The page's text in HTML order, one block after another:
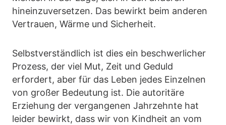
hineinzuversetzen. Das bewirkt beim anderen
Vertrauen, Wärme und Sicherheit.
Selbstverständlich ist dies ein beschwerlicher
Prozess, der viel Mut, Zeit und Geduld
erfordert, aber für das Leben jedes Einzelnen
von großer Bedeutung ist. Die autoritäre
Erziehung der vergangenen Jahrzehnte hat
leider bewirkt, dass wir von Kindheit an vom